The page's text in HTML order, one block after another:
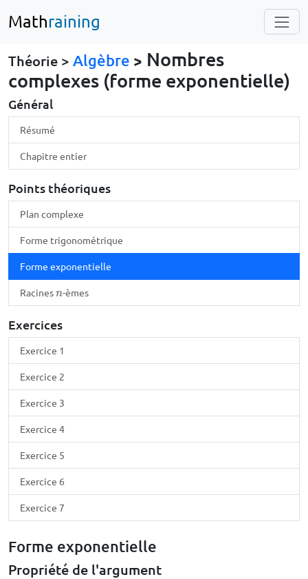
Mathraining
Théorie > Algèbre > Nombres
complexes (forme exponentielle)
Général
Résumé
Chapitre entier
Points théoriques
Plan complexe
Forme trigonométrique
Forme exponentielle
Racinesn
n-èmes
Exercices
Exercice 1
Exercice 2
Exercice 3
Exercice 4
Exercice 5
Exercice 6
Exercice 7
Forme exponentielle
Propriété de l'argument